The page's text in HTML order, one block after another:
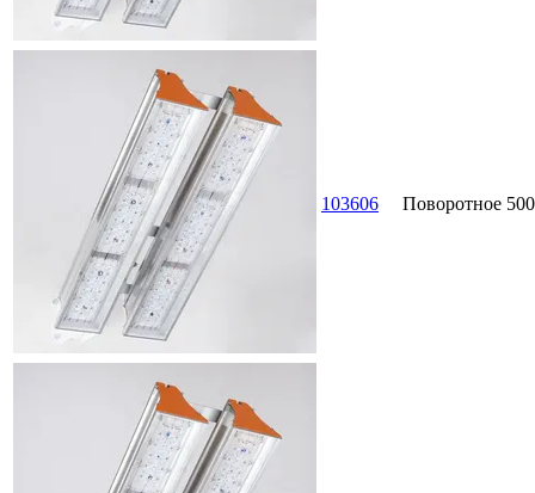
103606 Поворотное